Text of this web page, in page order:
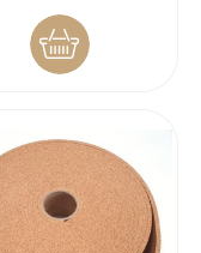
KOSZYKA